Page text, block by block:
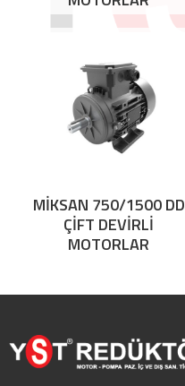
MİKSAN 750/1500 DD
ÇİFT DEVİRLİ
MOTORLAR